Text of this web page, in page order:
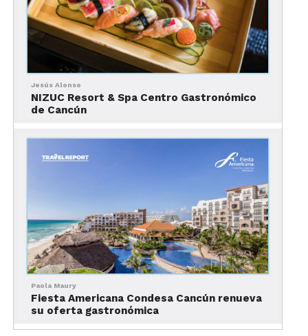
Jesús Alonso
NIZUC Resort & Spa Centro Gastronómico
de Cancún
Paola Maury
Fiesta Americana Condesa Cancún renueva
su oferta gastronómica